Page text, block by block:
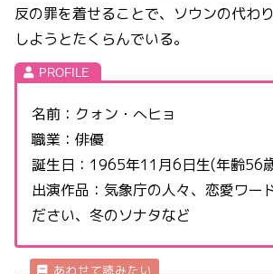
反の罪を着せることで、ソウンの代わ
しようとたくらんでいる。
名前：クォン・へヒョ
職業：俳優
誕生日：1965年11月6日生(年齢56
出演作品：気象庁の人々、恋愛ワー
ださい、冬のソナタなど